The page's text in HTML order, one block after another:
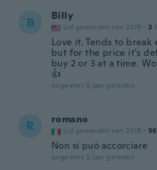
B Billy
Lid geworden van 2019 · 2
Love it. Tends to break
but for the price it's
buy 2 or 3 at a time.
👍
ongeveer 5 jaar geleden
R romano
Lid geworden van 2018 · 36
Non si può accorciare
ongeveer 5 jaar geleden